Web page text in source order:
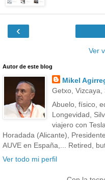
‹
Ver
Autor de este blog
Mikel
Getxo, Vizcaya,
Abuelo, físico,
Longevidad,
viajero con
Horadada (Alicante),
AUVE en España,... Retired,
Ver todo mi perfil